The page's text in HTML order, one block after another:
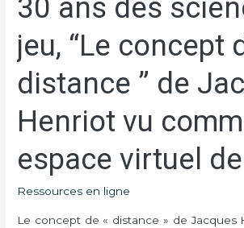
30 ans des
jeu, “Le concept
distance ” de
Henriot vu
espace virtuel
Ressources en ligne
Le concept de « distance » de Jacques
ans
des
sciences
du
“Le
de
distance
”